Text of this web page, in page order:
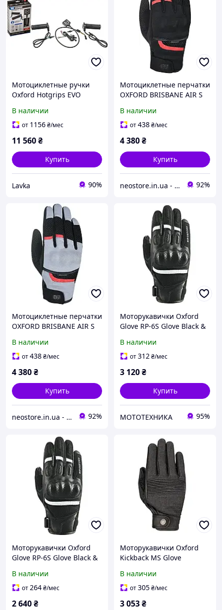
Мотоциклетные ручки
Oxford Hotgrips EVO
подогревом, 22 мм
В наличии
от 1156₴/мес
11 560₴
Купить
Lavka 90%
Мотоциклетные перчатки
OXFORD BRISBANE AIR S
В наличии
от438₴/мес
4 380₴
Купить
neostore.in.ua - интернет магазин 92%
Мотоциклетные перчатки
OXFORD BRISBANE AIR S
В наличии
от438₴/мес
4 380₴
Купить
neostore.in.ua - интернет магазин 92%
Моторукавички Oxford
Glove RP-6S Glove Black &
В наличии
от312₴/мес
3 120₴
Купить
МОТОТЕХНИКА 95%
Моторукавички Oxford
Glove RP-6S Glove Black &
В наличии
от264₴/мес
2 640₴
Моторукавички Oxford
Kickback MS Glove
В наличии
от305₴/мес
3 053₴